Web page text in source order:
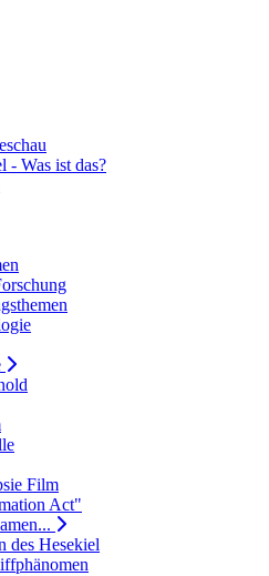
- Was ist das?
Film
Act"
des Hesekiel